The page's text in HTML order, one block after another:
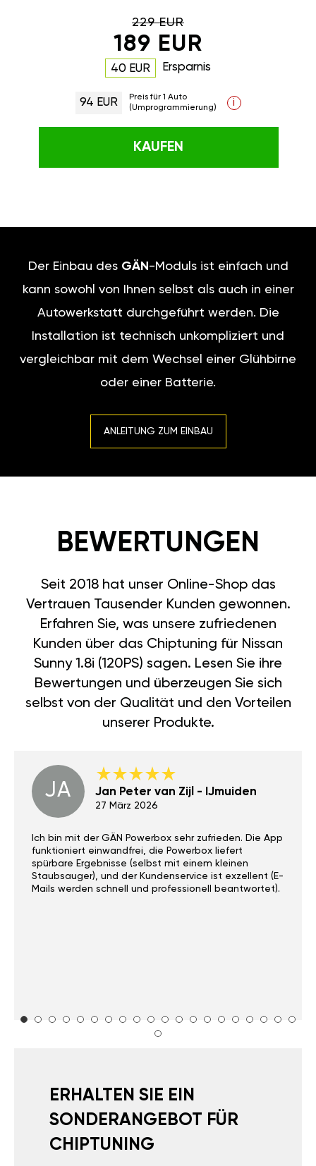
229 EUR
189 EUR
40 EUR Ersparnis
94 EUR
Preis für 1 Auto
(Umprogrammierung)
i
KAUFEN
Der Einbau des GÄN -Moduls ist einfach und
kann sowohl von Ihnen selbst als auch in einer
Autowerkstatt durchgeführt werden. Die
Installation ist technisch unkompliziert und
vergleichbar mit dem Wechsel einer Glühbirne
oder einer Batterie.
ANLEITUNG ZUM EINBAU
BEWERTUNGEN
Seit 2018 hat unser Online-Shop das
Vertrauen Tausender Kunden gewonnen.
Erfahren Sie, was unsere zufriedenen
Kunden über das Chiptuning für Nissan
Sunny 1.8i (120PS) sagen. Lesen Sie ihre
Bewertungen und überzeugen Sie sich
selbst von der Qualität und den Vorteilen
unserer Produkte.
JA Jan Peter van Zijl - IJmuiden
27 März 2026
Ich bin mit der GÄN Powerbox sehr zufrieden. Die App
funktioniert einwandfrei, die Powerbox liefert
spürbare Ergebnisse (selbst mit einem kleinen
Staubsauger), und der Kundenservice ist exzellent (E-
Mails werden schnell und professionell beantwortet).
ERHALTEN SIE EIN
SONDERANGEBOT FÜR
CHIPTUNING